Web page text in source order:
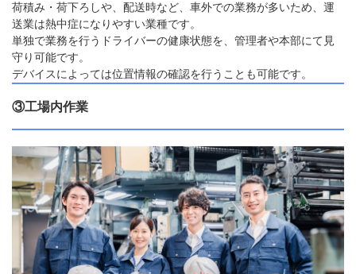
荷積み・荷下ろしや、配送時など、車外での業務が多いため、運
送業は熱中症になりやすい業種です。
単独で業務を行うドライバーの健康状態を、管理者や本部にて見
守り可能です。
デバイスによっては位置情報の確認を行うことも可能です。
③工場内作業